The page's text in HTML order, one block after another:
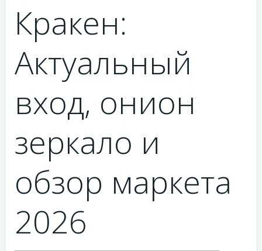
Кракен:
Актуальный
вход, онион
зеркало и
обзор маркета
2026